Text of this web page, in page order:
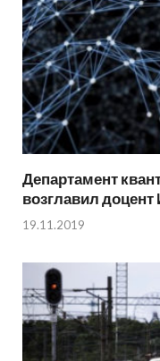
Департамент
возглавил
19.11.2019